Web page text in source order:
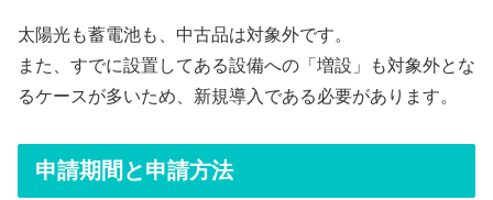
太陽光も蓄電池も、中古品は対象外です。
また、すでに設置してある設備への「増設」も対象外とな
るケースが多いため、新規導入である必要があります。
申請期間と申請方法